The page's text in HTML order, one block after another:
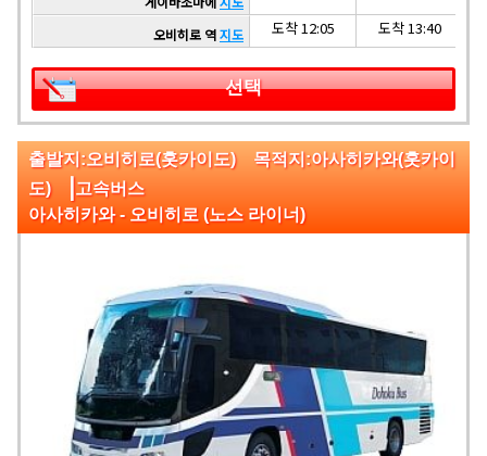
오비히로 역지도 도착 12:05 도착 13:40
선택
출발지:오비히로(홋카이도) 목적지:아사히카와(홋카이
도) |고속버스
아사히카와 - 오비히로 (노스 라이너)